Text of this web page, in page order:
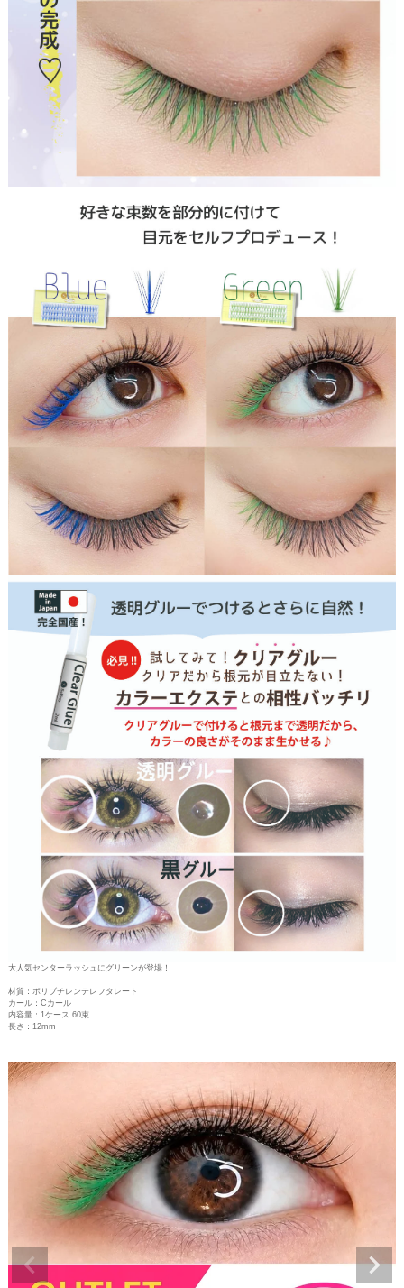
大人気センターラッシュにグリーンが登場！
材質：ポリブチレンテレフタレート
カール：Cカール
内容量：1ケース 60束
長さ：12mm